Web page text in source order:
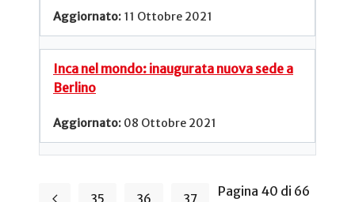
11 Ottobre 2021
Inca nel mondo: inaugurata nuova sede a
Berlino
08 Ottobre 2021
Pagina 40 di 66